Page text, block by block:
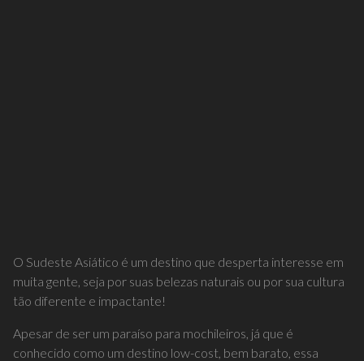
O Sudeste Asiático é um destino que desperta interesse em
muita gente, seja por suas belezas naturais ou por sua cultura
tão diferente e impactante!
Apesar de ser um paraíso para mochileiros, já que é
conhecido como um destino low-cost, bem barato, essa